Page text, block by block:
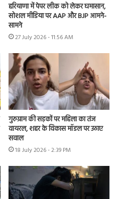
हरियाणा में पेपर लीक को लेकर घमासान,
सोशल मीडिया पर AAP और BJP आमने-
सामने
27 July 2026 - 11:56 AM
गुरुग्राम की सड़कों पर महिला का तंज
वायरल, शहर के विकास मॉडल पर उठाए
सवाल
18 July 2026 - 2:39 PM